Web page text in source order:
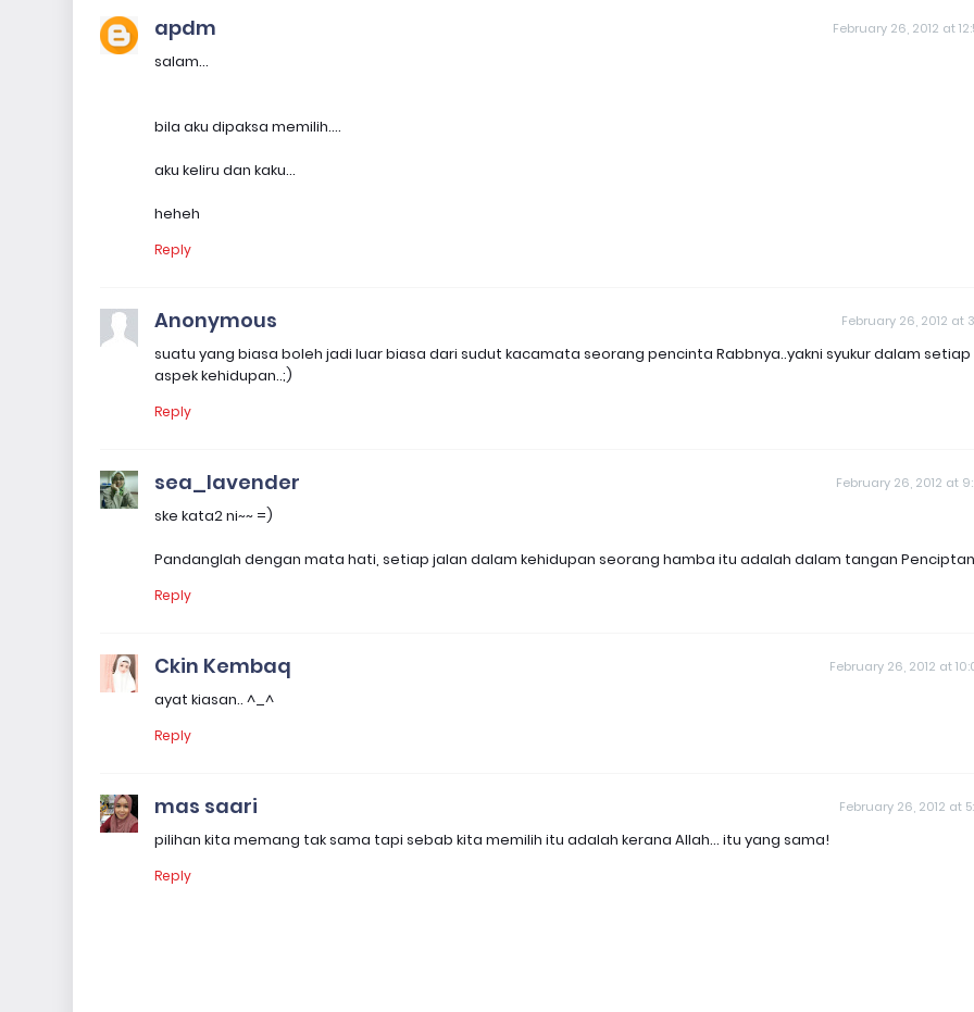
apdm February 26, 2012 at
salam...
bila aku dipaksa memilih....
aku keliru dan kaku...
heheh
Reply
Anonymous February 26, 2012 at
suatu yang biasa boleh jadi luar biasa dari sudut kacamata seorang pencinta Rabbnya..yakni syukur dalam setiap
aspek kehidupan..;)
Reply
sea_lavender February 26, 2012 at
ske kata2 ni~~ =)
Pandanglah dengan mata hati, setiap jalan dalam kehidupan seorang hamba itu adalah dalam tangan
Reply
Ckin Kembaq February 26, 2012 at
ayat kiasan.. ^_^
Reply
mas saari February 26, 2012 at
pilihan kita memang tak sama tapi sebab kita memilih itu adalah kerana Allah... itu yang sama!
Reply